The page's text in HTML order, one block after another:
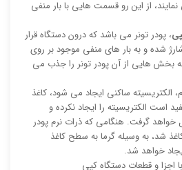
از این رو قسمت هایی با بار منفی
، پودر تونر می باشد که درون دستگاه قرار
شده و به بار های منفی موجود بر روی
بخش هایی از آن پودر تونر را جذب می
الکتریسیته ساکنی ایجاد می شود، کاغذ
است الکتریسیته را ایجاد نکرده و
گرفت. هنگامی که ذرات نرم پودر
شد، به وسیله گرما به سطح کاغذ
خواهد شد.